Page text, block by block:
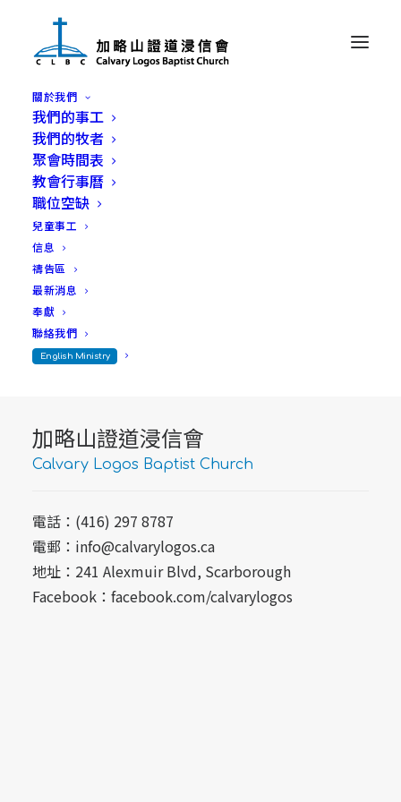
關於我們
我們的事工
我們的牧者
聚會時間表
教會行事曆
職位空缺
兒童事工
信息
禱告區
最新消息
奉獻
聯絡我們
English Ministry
那將要來的是你？
日期：2025年12月7日
經文：馬太福音11:1-10
講員：陳世傑牧師
加略山證道浸信會
Calvary Logos Baptist Church
電話：(416) 297 8787
電郵： info@calvarylogos.ca
地址： 241 Alexmuir Blvd, Scarborough
Facebook： facebook.com/calvarylogos